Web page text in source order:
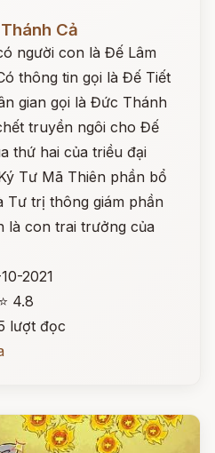
Cả
người con là Đế Lâm
thông tin gọi là Đế Tiết
gian gọi là Đức Thánh
truyền ngôi cho Đế
thứ hai của triều đại
Tư Mã Thiên phần bổ
Tư trị thông giám phần
là con trai trưởng của
2021
⭐ 4.8
lượt đọc